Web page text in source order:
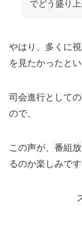
でどう盛り
やはり、多くに
を見たかったと
司会進行として
ので、
この声が、番組
るのか楽しみです